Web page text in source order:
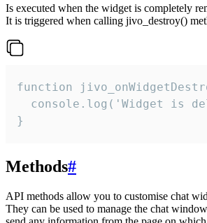
Is executed when the widget is completely
It is triggered when calling jivo_destroy()
function
console.log('Widget is
}
Methods#
API methods allow you to customise chat
They can be used to manage the chat